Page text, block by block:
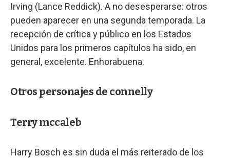
Irving (Lance Reddick). A no desesperarse: otros
pueden aparecer en una segunda temporada. La
recepción de crítica y público en los Estados
Unidos para los primeros capítulos ha sido, en
general, excelente. Enhorabuena.
Otros personajes de connelly
Terry mccaleb
Harry Bosch es sin duda el más reiterado de los